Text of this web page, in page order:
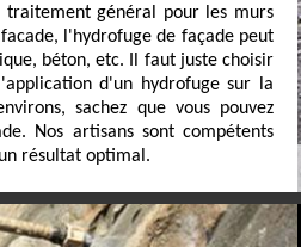
traitement général pour les murs
l'hydrofuge de façade peut
béton, etc. Il faut juste choisir
d'un hydrofuge sur la
sachez que vous pouvez
Nos artisans sont compétents
résultat optimal.